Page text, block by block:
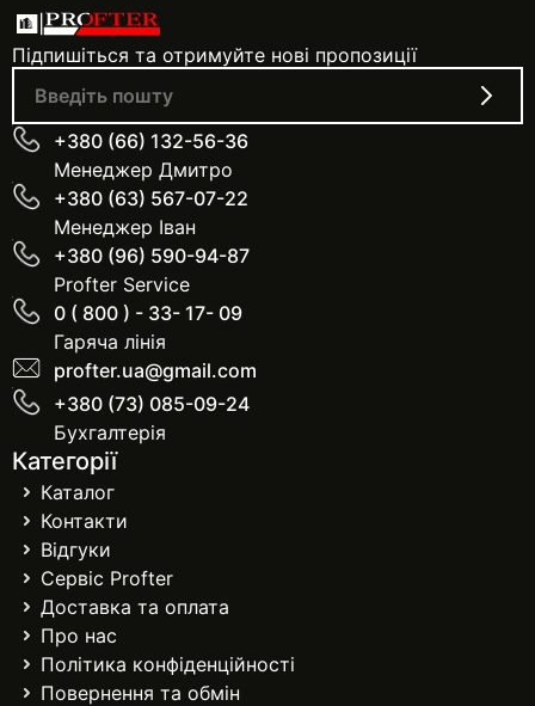
Підпишіться та отримуйте нові пропозиції
+380 (66) 132-56-36
Менеджер Дмитро
+380 (63) 567-07-22
Менеджер Іван
+380 (96) 590-94-87
Profter Service
0 ( 800 ) - 33- 17- 09
Гаряча лінія
profter.ua@gmail.com
+380 (73) 085-09-24
Бухгалтерія
Категорії
Каталог
Контакти
Відгуки
Сервіс Profter
Доставка та оплата
Про нас
Політика конфіденційності
Повернення та обмін